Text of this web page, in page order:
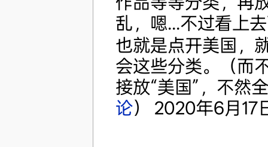
乱，嗯...不过看上
也就是点开美国，
会这些分类。（而
接放“美国”，不
论） 2020年6月17